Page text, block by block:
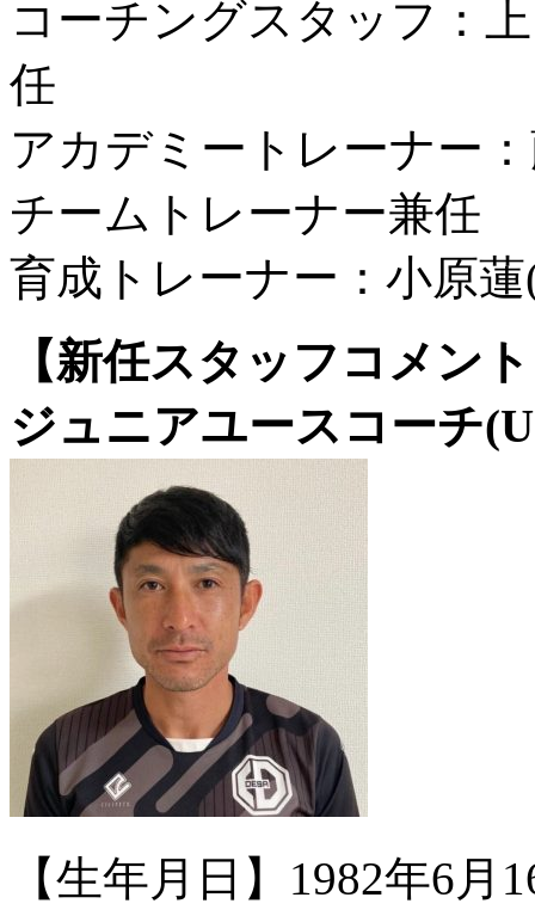
コーチングスタッフ：
任
アカデミートレーナー
チームトレーナー兼任
育成トレーナー：小原
【新任スタッフコメン
ジュニアユースコーチ
【生年月日】1982年6月